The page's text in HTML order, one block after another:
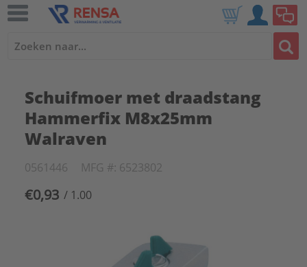
Schuifmoer met draadstang
Hammerfix M8x25mm
Walraven
0561446 MFG #: 6523802
€0,93 / 1.00